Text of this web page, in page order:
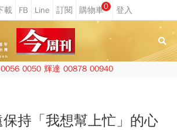
0
0056 0050 輝達 00878 00940
持「我想幫上忙」的心